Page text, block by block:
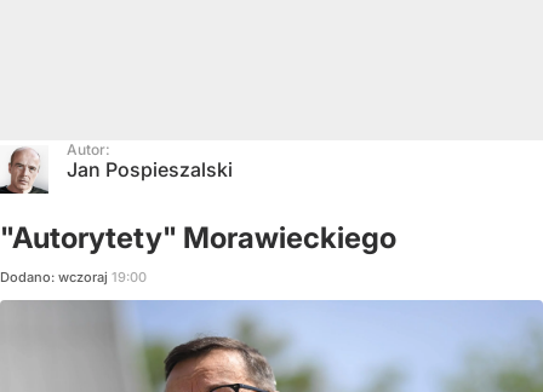
Autor:
Jan Pospieszalski
"Autorytety" Morawieckiego
Dodano: wczoraj 19:00